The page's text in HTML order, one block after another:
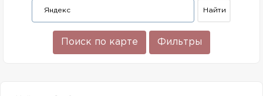
Поиск по карте Фильтры